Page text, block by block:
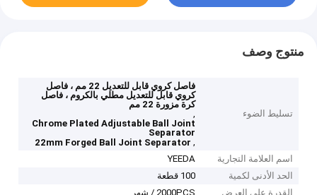
منتوج وصف
تسليط الضوء
فاصل كروي قابل للتعديل 22 مم ، فاصل
كروي قابل للتعديل مطلي بالكروم ، فاصل
كرة مزورة 22 مم
,
Chrome Plated Adjustable Ball Joint
Separator
,
22mm Forged Ball Joint Separator
اسم العلامة التجارية
YEEDA
الحد الأدنى لكمية
100 قطعة
القدرة على العرض
2000PCS / شهر